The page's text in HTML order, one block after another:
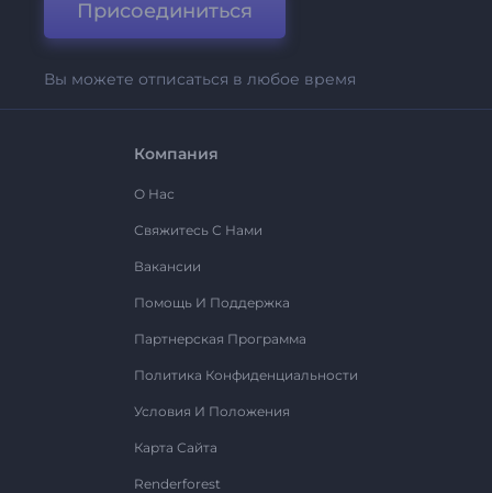
Присоединиться
Вы можете отписаться в любое время
Компания
О Нас
Свяжитесь С Нами
Вакансии
Помощь И Поддержка
Партнерская Программа
Политика Конфиденциальности
Условия И Положения
Карта Сайта
Renderforest